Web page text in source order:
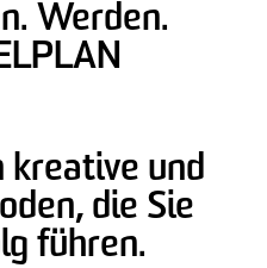
Werden.
kreative und
die Sie
führen.